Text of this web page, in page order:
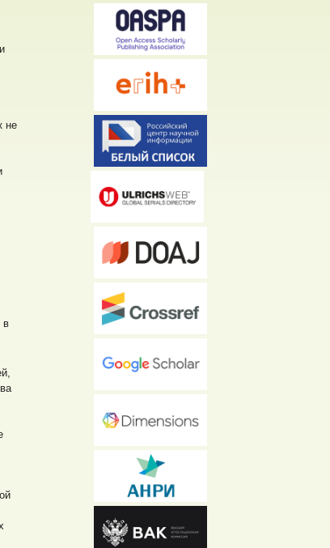
не
в